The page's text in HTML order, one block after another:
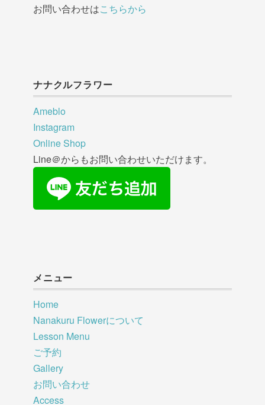
お問い合わせはこちらから
ナナクルフラワー
Ameblo
Instagram
Online Shop
Line＠からもお問い合わせいただけます。
メニュー
Home
Nanakuru Flowerについて
Lesson Menu
ご予約
Gallery
お問い合わせ
Access